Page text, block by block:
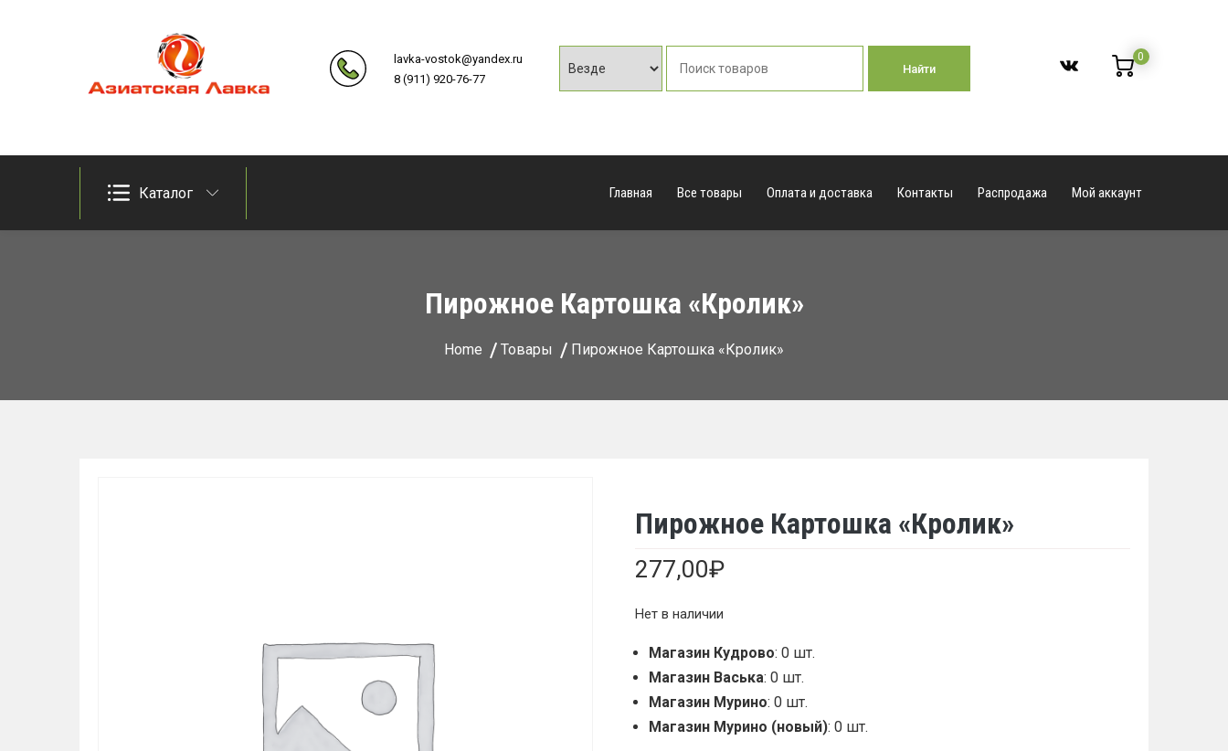
lavka-vostok@yandex.ru
8 (911) 920-76-77
Найти
0
Каталог Главная Все товары Оплата и доставка Контакты Распродажа Мой аккаунт
Пирожное Картошка «Кролик»
Home Товары Пирожное Картошка «Кролик»
Пирожное Картошка «Кролик»
277,00₽
Нет в наличии
Магазин Кудрово: 0 шт.
Магазин Васька: 0 шт.
Магазин Мурино: 0 шт.
Магазин Мурино (новый): 0 шт.